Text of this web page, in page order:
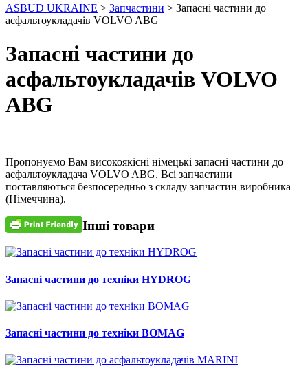
ASBUD UKRAINE > Запчастини > Запасні частини до
асфальтоукладачів VOLVO ABG
Запасні частини до
асфальтоукладачів VOLVO
ABG
Пропонуємо Вам високоякісні німецькі запасні частини до
асфальтоукладача VOLVO ABG. Всі запчастини
поставляються безпосередньо з складу запчастин виробника
(Німеччина).
Інші товари
Запасні частини до техніки HYDROG
Запасні частини до техніки BOMAG